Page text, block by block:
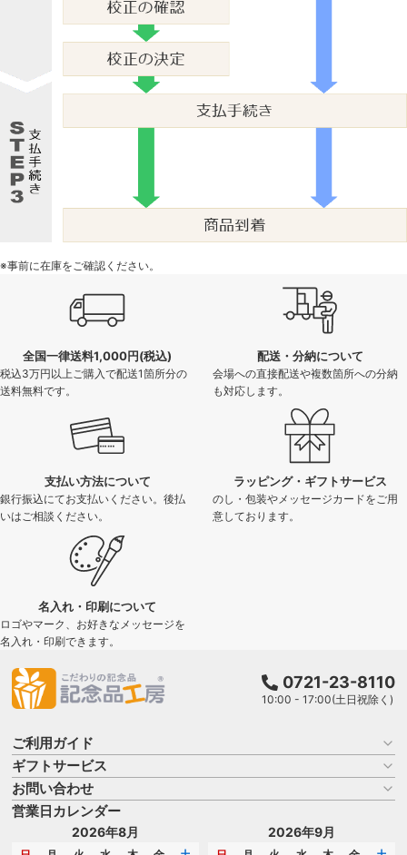
※事前に在庫をご確認ください。
全国一律送料1,000円(税込)
税込3万円以上ご購入で配送1箇所分の
送料無料です。
配送・分納について
会場への直接配送や複数箇所への分納
も対応します。
支払い方法について
銀行振込にてお支払いください。後払
いはご相談ください。
ラッピング・ギフトサービス
のし・包装やメッセージカードをご用
意しております。
名入れ・印刷について
ロゴやマーク、お好きなメッセージを
名入れ・印刷できます。
0721-23-8110
10:00 - 17:00(土日祝除く)
ご利用ガイド
お買い物ガイド
よくある質問
はじめての記念品選び
記念品工房の使い方
ギフトサービス
名入れについて
のし
メッセージカード
お問い合わせ
商品選びを相談する
名入れについて相談する
営業日カレンダー
2026年8月 2026年9月